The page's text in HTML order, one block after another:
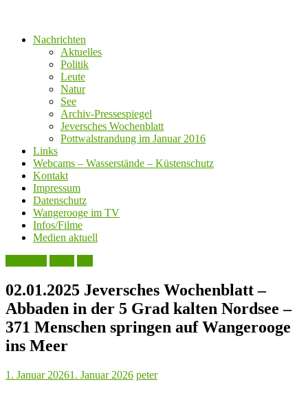
Nachrichten
Aktuelles
Politik
Leute
Natur
See
Archiv-Pressespiegel
Jeversches Wochenblatt
Pottwalstrandung im Januar 2016
Links
Webcams – Wasserstände – Küstenschutz
Kontakt
Impressum
Datenschutz
Wangerooge im TV
Infos/Filme
Medien aktuell
02.01.2025 Jeversches Wochenblatt –
Abbaden in der 5 Grad kalten Nordsee –
371 Menschen springen auf Wangerooge
ins Meer
1. Januar 20261. Januar 2026 peter